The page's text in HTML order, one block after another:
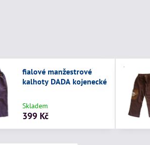
fialové manžestrové
kalhoty DADA kojenecké
Skladem
399 Kč